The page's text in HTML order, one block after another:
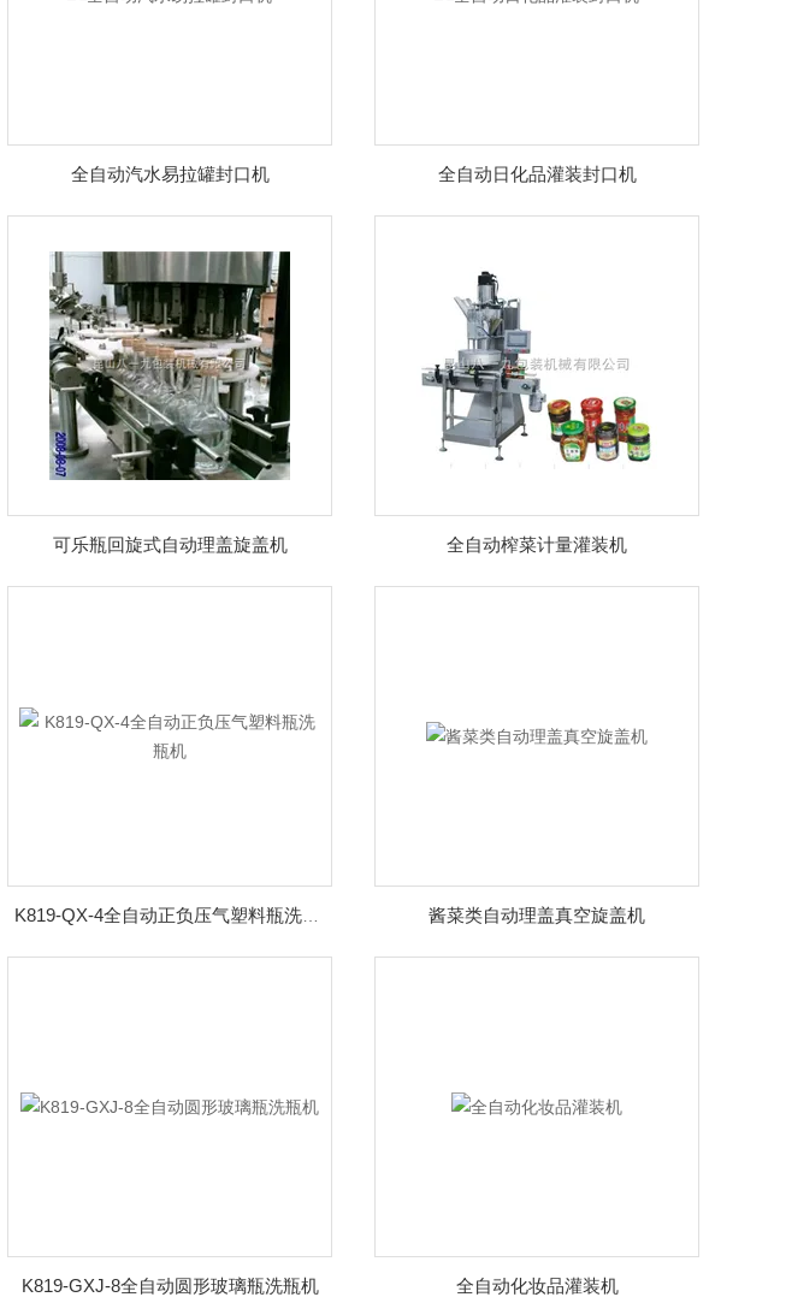
全自动汽水易拉罐封口机 全自动日化品灌装封口机
可乐瓶回旋式自动理盖旋盖机 全自动榨菜计量灌装机
酱菜类自动理盖真空旋盖机
K819-GXJ-8全自动圆形玻璃瓶洗瓶机 全自动化妆品灌装机